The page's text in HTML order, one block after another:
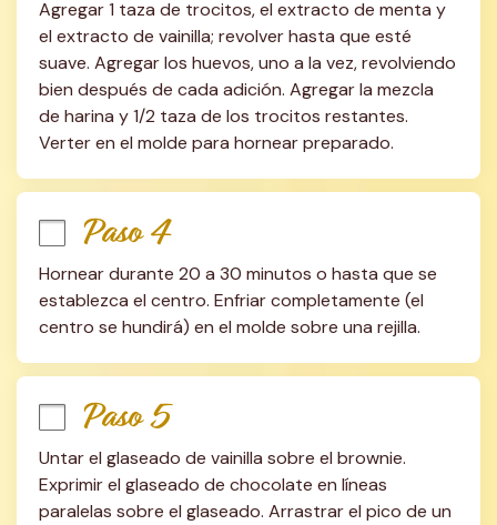
Agregar 1 taza de trocitos, el extracto de menta y
el extracto de vainilla; revolver hasta que esté
suave. Agregar los huevos, uno a la vez, revolviendo
bien después de cada adición. Agregar la mezcla
de harina y 1/2 taza de los trocitos restantes.
Verter en el molde para hornear preparado.
Paso 4
Hornear durante 20 a 30 minutos o hasta que se
establezca el centro. Enfriar completamente (el
centro se hundirá) en el molde sobre una rejilla.
Paso 5
Untar el glaseado de vainilla sobre el brownie.
Exprimir el glaseado de chocolate en líneas
paralelas sobre el glaseado. Arrastrar el pico de un